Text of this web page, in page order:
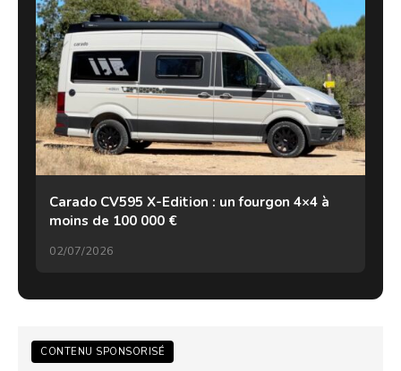
Carado CV595 X-Edition : un fourgon 4×4 à
moins de 100 000 €
02/07/2026
CONTENU SPONSORISÉ